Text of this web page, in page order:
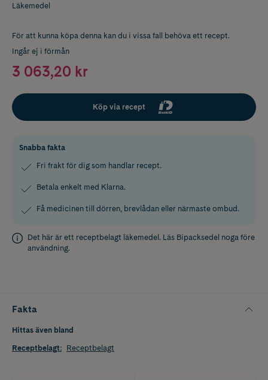
Läkemedel
För att kunna köpa denna kan du i vissa fall behöva ett recept.
Ingår ej i förmån
3 063,20 kr
Köp via recept
Snabba fakta
Fri frakt för dig som handlar recept.
Betala enkelt med Klarna.
Få medicinen till dörren, brevlådan eller närmaste ombud.
Det här är ett receptbelagt läkemedel. Läs Bipacksedel noga före
användning.
Fakta
Hittas även bland
Receptbelagt: Receptbelagt